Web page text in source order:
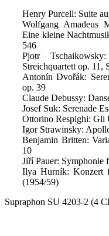
Henry Purcell: Suite
Wolfgang Amadeus
Eine kleine
546
Pjotr
Streichquartett op. 11,
Antonín Dvořák:
op. 39
Claude Debussy:
Josef Suk: Serenade
Ottorino Respighi: Gli
Igor Strawinsky:
Benjamin Britten:
10
Jiří Pauer: Symphonie
Ilya Hurník: Konzert
(1954/59)
Supraphon SU 4203-2 (4